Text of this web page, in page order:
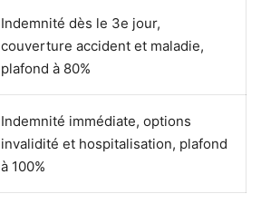
Indemnité dès le 3e jour,
couverture accident et maladie,
plafond à 80%
Indemnité immédiate, options
invalidité et hospitalisation, plafond
à 100%